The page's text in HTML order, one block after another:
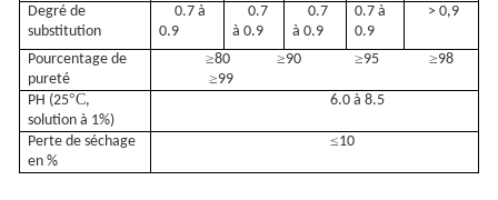
Degré de
substitution
0.7 à
0.9
0.7
à 0.9
0.7
à 0.9
0.7 à
0.9
> 0,9
Pourcentage de
pureté
≥80 ≥90 ≥95 ≥98
≥99
PH (25°C,
solution à 1%)
6.0 à 8.5
Perte de séchage
en %
≤10